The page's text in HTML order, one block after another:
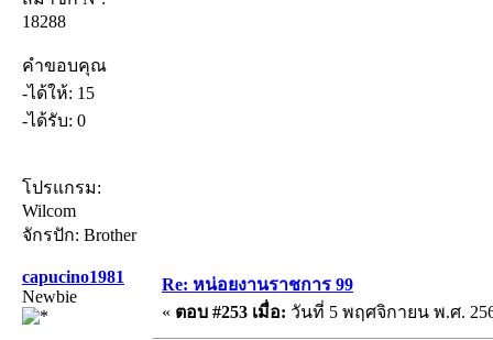
18288
คำขอบคุณ
-ได้ให้: 15
-ได้รับ: 0
โปรแกรม:
Wilcom
จักรปัก: Brother
capucino1981
Newbie
Re: หน่อยงานราชการ 99
« ตอบ #253 เมื่อ: วันที่ 5 พฤศจิกายน พ.ศ.